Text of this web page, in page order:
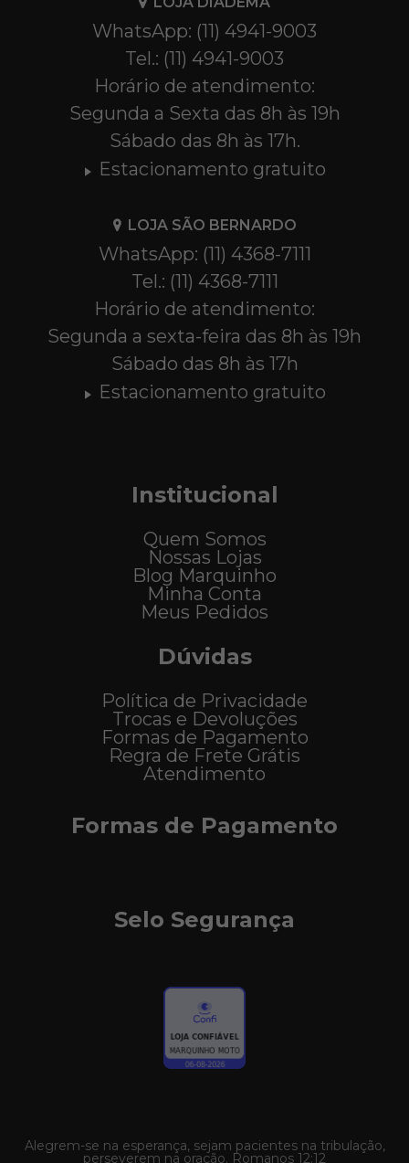
WhatsApp: (11) 4941-9003
Tel.: (11) 4941-9003
Horário de atendimento:
Segunda a Sexta das 8h às 19h
Sábado das 8h às 17h.
Estacionamento gratuito
LOJA SÃO BERNARDO
WhatsApp: (11) 4368-7111
Tel.: (11) 4368-7111
Horário de atendimento:
Segunda a sexta-feira das 8h às 19h
Sábado das 8h às 17h
Estacionamento gratuito
Institucional
Quem Somos
Nossas Lojas
Blog Marquinho
Minha Conta
Meus Pedidos
Dúvidas
Política de Privacidade
Trocas e Devoluções
Formas de Pagamento
Regra de Frete Grátis
Atendimento
Formas de Pagamento
Selo Segurança
Alegrem-se na esperança, sejam pacientes na tribulação,
perseverem na oração. Romanos 12:12